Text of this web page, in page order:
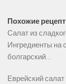
Похожие
Салат из
Ингредиенты
болгарский…
Еврейский салат